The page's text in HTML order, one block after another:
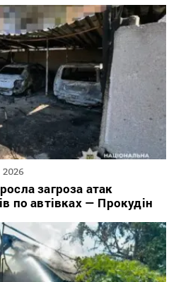
загроза атак
по автівках — Прокудін